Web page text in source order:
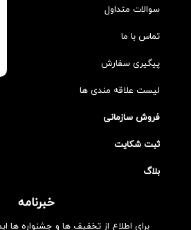
سوالات متداول
تماس با ما
پیگیری سفارش
لیست علاقه مندی ها
فروش سازمانی
ثبت شکایت
بلاگ
خبرنامه
برای اطلاع از تخفیف ها و جشنواره ها